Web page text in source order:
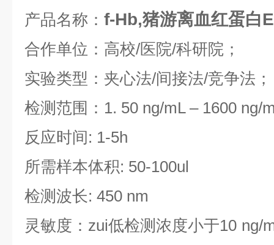
产品名称： f-Hb,猪游离血红蛋白
合作单位：高校/医院/科研院；
实验类型：夹心法/间接法/竞争法；
检测范围： 1. 50 ng/mL –1600 ng/
反应时间: 1-5h
所需样本体积: 50-100ul
检测波长: 450 nm
灵敏度：zui低检测浓度小于10 ng/